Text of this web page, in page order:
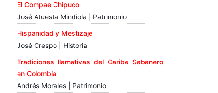
El Compae Chipuco
José Atuesta Mindiola | Patrimonio
Hispanidad y Mestizaje
José Crespo | Historia
Tradiciones llamativas del Caribe Sabanero
en Colombia
Andrés Morales | Patrimonio